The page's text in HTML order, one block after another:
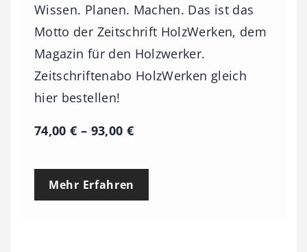
Wissen. Planen. Machen. Das ist das
Motto der Zeitschrift HolzWerken, dem
Magazin für den Holzwerker.
Zeitschriftenabo HolzWerken gleich
hier bestellen!
74,00€ – 93,00 €P
e
Mehr Erfahren